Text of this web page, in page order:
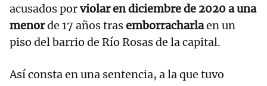
acusados porviolar en diciembre de 2020 a una
menorde 17 años trasemborracharlaen un
piso del barrio de Río Rosas de la capital.
Así consta en una sentencia, a la que tuvo